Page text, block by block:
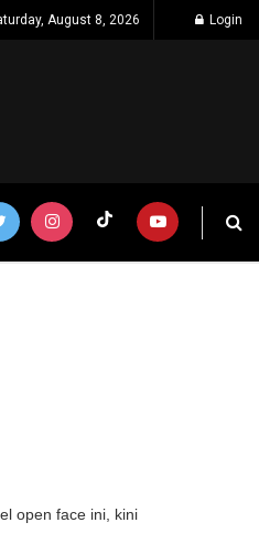
August 8, 2026 Login
open face ini, kini